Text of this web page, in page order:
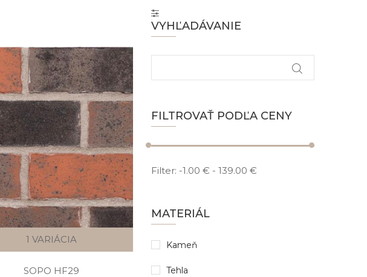
1 VARIÁCIA
SOPO HF29
VYHĽADÁVANIE
FILTROVAŤ PODĽA CENY
Filter: -1.00 € - 139.00 €
MATERIÁL
Kameň
Tehla